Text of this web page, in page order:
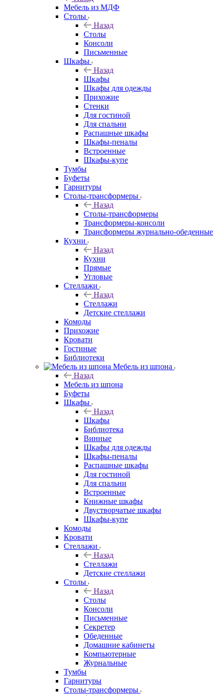
Мебель из МДФ
Столы
Назад
Столы
Консоли
Письменные
Шкафы
Назад
Шкафы
Шкафы для одежды
Прихожие
Стенки
Для гостиной
Для спальни
Распашные шкафы
Шкафы-пеналы
Встроенные
Шкафы-купе
Тумбы
Буфеты
Гарнитуры
Столы-трансформеры
Назад
Столы-трансформеры
Трансформеры-консоли
Трансформеры журнально-обеденные
Кухни
Назад
Кухни
Прямые
Угловые
Стеллажи
Назад
Стеллажи
Детские стеллажи
Комоды
Прихожие
Кровати
Гостиные
Библиотеки
Мебель из шпона
Назад
Мебель из шпона
Буфеты
Шкафы
Назад
Шкафы
Библиотека
Винные
Шкафы для одежды
Шкафы-пеналы
Распашные шкафы
Для гостиной
Для спальни
Встроенные
Книжные шкафы
Двустворчатые шкафы
Шкафы-купе
Комоды
Кровати
Стеллажи
Назад
Стеллажи
Детские стеллажи
Столы
Назад
Столы
Консоли
Письменные
Секретер
Обеденные
Домашние кабинеты
Компьютерные
Журнальные
Тумбы
Гарнитуры
Столы-трансформеры